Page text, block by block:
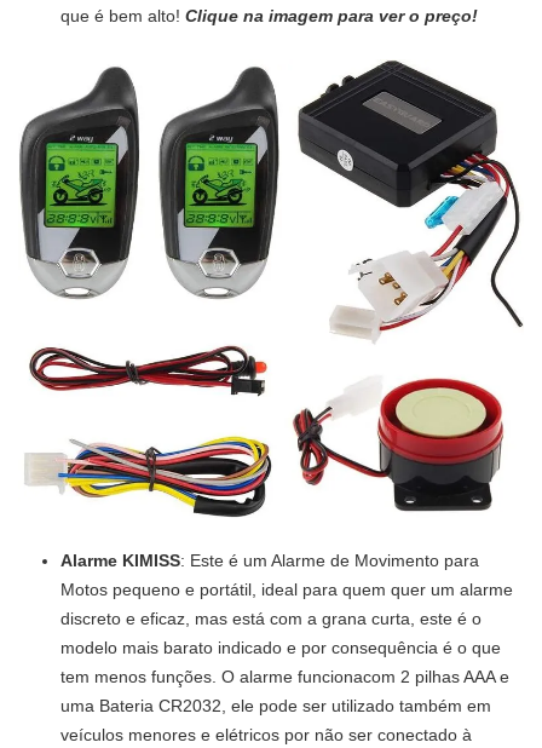
que é bem alto! Clique na imagem para ver o preço!
Alarme KIMISS: Este é um Alarme de Movimento para
Motos pequeno e portátil, ideal para quem quer um alarme
discreto e eficaz, mas está com a grana curta, este é o
modelo mais barato indicado e por consequência é o que
tem menos funções. O alarme funcionacom 2 pilhas AAA e
uma Bateria CR2032, ele pode ser utilizado também em
veículos menores e elétricos por não ser conectado à